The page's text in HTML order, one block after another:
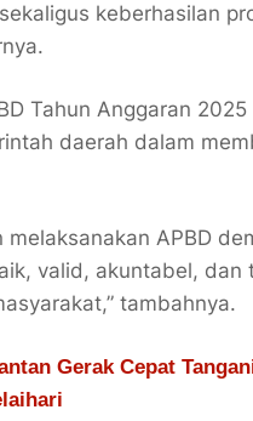
keberhasilan
Tahun Anggaran
daerah dalam
APBD
valid, akuntabel, dan
tambahnya.
Gerak Cepat